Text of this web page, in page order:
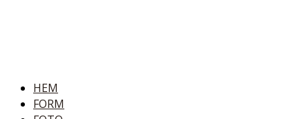
HEM
FORM